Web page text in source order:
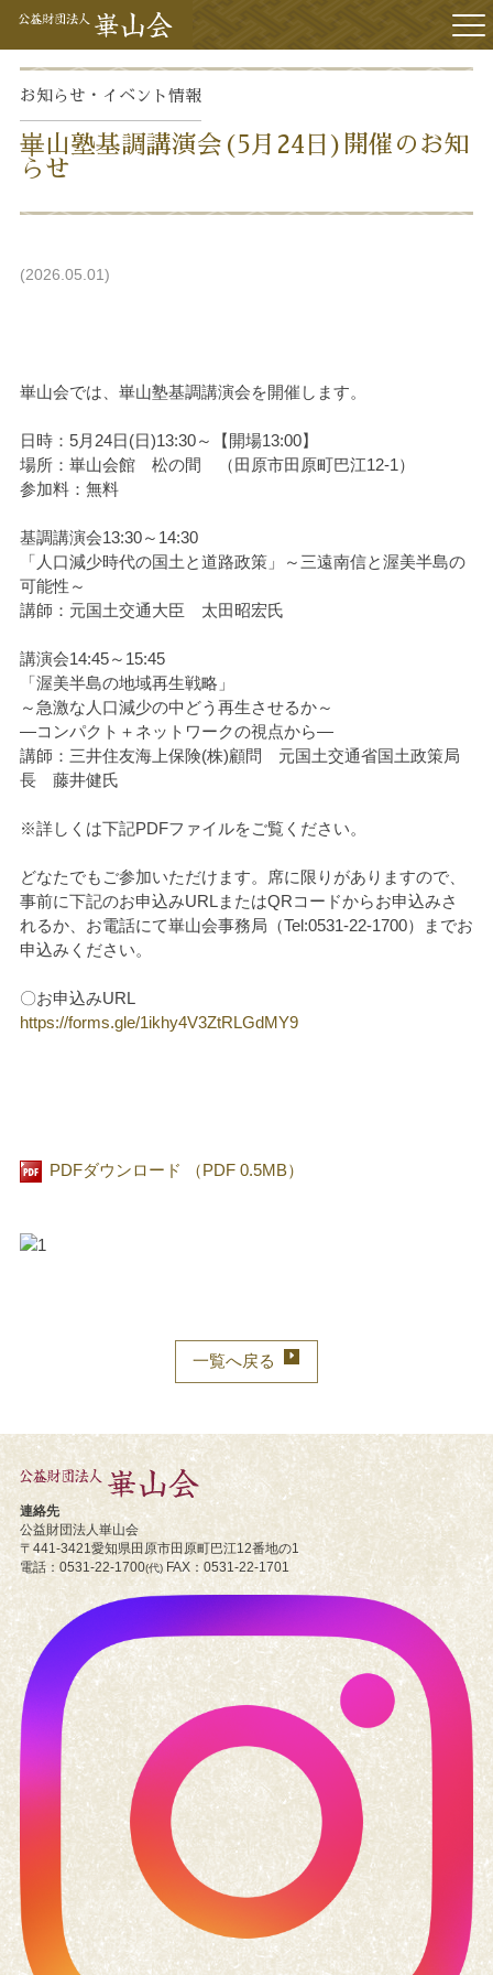
お知らせ・イベント 情報
崋山塾基調講演会(5月24日)開催のお知
らせ
2026.05.01
崋山会では、崋山塾基調講演会を開催します。
日時：5月24日(日)13:30～【開場13:00】
場所：崋山会館 松の間 （田原市田原町巴江12-1）
参加料：無料
基調講演会13:30～14:30
「人口減少時代の国土と道路政策」～三遠南信と渥美半島の
可能性～
講師：元国土交通大臣 太田昭宏氏
講演会14:45～15:45
「渥美半島の地域再生戦略」
～急激な人口減少の中どう再生させるか～
―コンパクト＋ネットワークの視点から―
講師：三井住友海上保険(株)顧問 元国土交通省国土政策局
長 藤井健氏
※詳しくは下記PDFファイルをご覧ください。
どなたでもご参加いただけます。席に限りがありますので、
事前に下記のお申込みURLまたはQRコードからお申込みさ
れるか、お電話にて崋山会事務局（Tel:0531-22-1700）までお
申込みください。
〇お申込みURL
https://forms.gle/1ikhy4V3ZtRLGdMY9
PDFダウンロード （PDF 0.5MB）
一覧へ戻る
連絡先
公益財団法人崋山会
〒441-3421愛知県田原市田原町巴江12番地の1
電話
0531-22-1700(代) FAX 0531-22-1701